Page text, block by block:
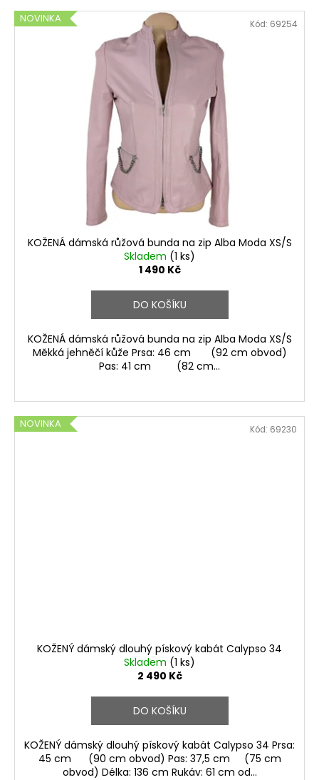
NOVINKA
KOŽENÁ dámská růžová bunda na zip Alba Moda XS/S
Skladem (1 ks)
1 490 Kč
DO KOŠÍKU
KOŽENÁ dámská růžová bunda na zip Alba Moda XS/S
Měkká jehněčí kůže Prsa: 46 cm (92 cm obvod)
Pas: 41 cm (82 cm...
Kód: 69254
NOVINKA
KOŽENÝ dámský dlouhý pískový kabát Calypso 34
Skladem (1 ks)
2 490 Kč
DO KOŠÍKU
KOŽENÝ dámský dlouhý pískový kabát Calypso 34 Prsa:
45 cm (90 cm obvod) Pas: 37,5 cm (75 cm
obvod) Délka: 136 cm Rukáv: 61 cm od...
Kód: 69230